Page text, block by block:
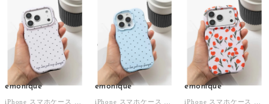
emonique emonique emonique